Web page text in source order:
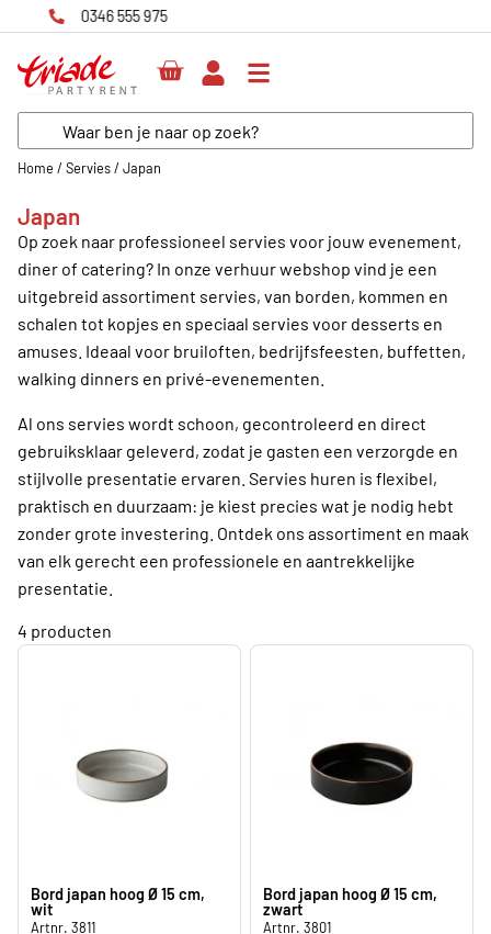
Home / Servies/ Japan
Japan
Op zoek naar professioneel servies voor jouw evenement,
diner of catering? In onze verhuur webshop vind je een
uitgebreid assortiment servies, van borden, kommen en
schalen tot kopjes en speciaal servies voor desserts en
amuses. Ideaal voor bruiloften, bedrijfsfeesten, buffetten,
walking dinners en privé-evenementen.
Al ons servies wordt schoon, gecontroleerd en direct
gebruiksklaar geleverd, zodat je gasten een verzorgde en
stijlvolle presentatie ervaren. Servies huren is flexibel,
praktisch en duurzaam: je kiest precies wat je nodig hebt
zonder grote investering. Ontdek ons assortiment en maak
van elk gerecht een professionele en aantrekkelijke
presentatie.
4 producten
Bord japan hoog Ø 15 cm,
wit
Artnr. 3811
Bord japan hoog Ø 15 cm,
zwart
Artnr. 3801